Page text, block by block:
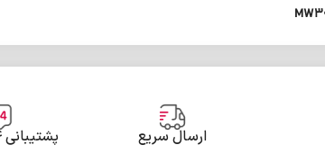
ارسال سریع پشتیبانی ۲۴ ساعته